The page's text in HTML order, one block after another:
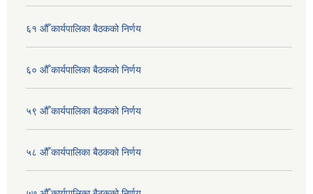
६१ औँ कार्यपालिका बैठकको निर्णय
६० औँ कार्यपालिका बैठकको निर्णय
५९ औँ कार्यपालिका बैठकको निर्णय
५८ औँ कार्यपालिका बैठकको निर्णय